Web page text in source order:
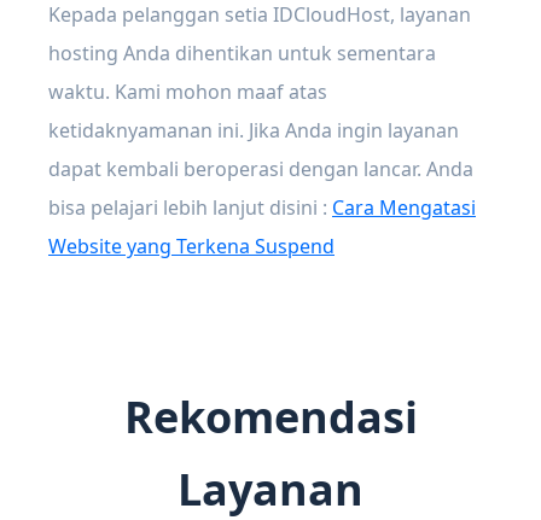
Kepada pelanggan setia IDCloudHost, layanan
hosting Anda dihentikan untuk sementara
waktu. Kami mohon maaf atas
ketidaknyamanan ini. Jika Anda ingin layanan
dapat kembali beroperasi dengan lancar. Anda
bisa pelajari lebih lanjut disini : Cara Mengatasi
Website yang Terkena Suspend
Rekomendasi
Layanan